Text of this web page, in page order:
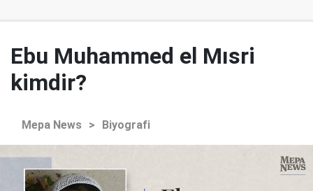
Ebu Muhammed el Mısri
kimdir?
Mepa News > Biyografi